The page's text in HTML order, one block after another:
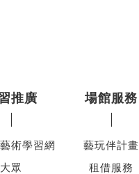
推廣
術學習網
大眾
場館服務
藝玩伴計畫
租借服務